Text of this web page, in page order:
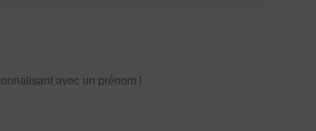
avec un prénom !